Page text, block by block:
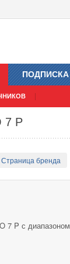
ПОДПИСКА
7 P
Страница бренда
7 P с